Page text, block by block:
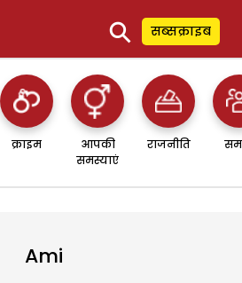
⚲ सब्सक्राइब
क्राइम
आपकी
समस्याएं
राजनीति
Ami